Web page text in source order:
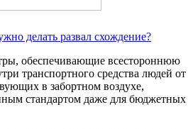
делать развал схождение?
обеспечивающие всестороннюю
транспортного средства людей от
в забортном воздухе,
стандартом даже для бюджетных